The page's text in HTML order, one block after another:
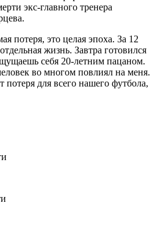
экс-главного тренера
потеря, это целая эпоха. За 12
жизнь. Завтра готовился
себя 20-летним пацаном.
во многом повлиял на меня.
потеря для всего нашего футбола,